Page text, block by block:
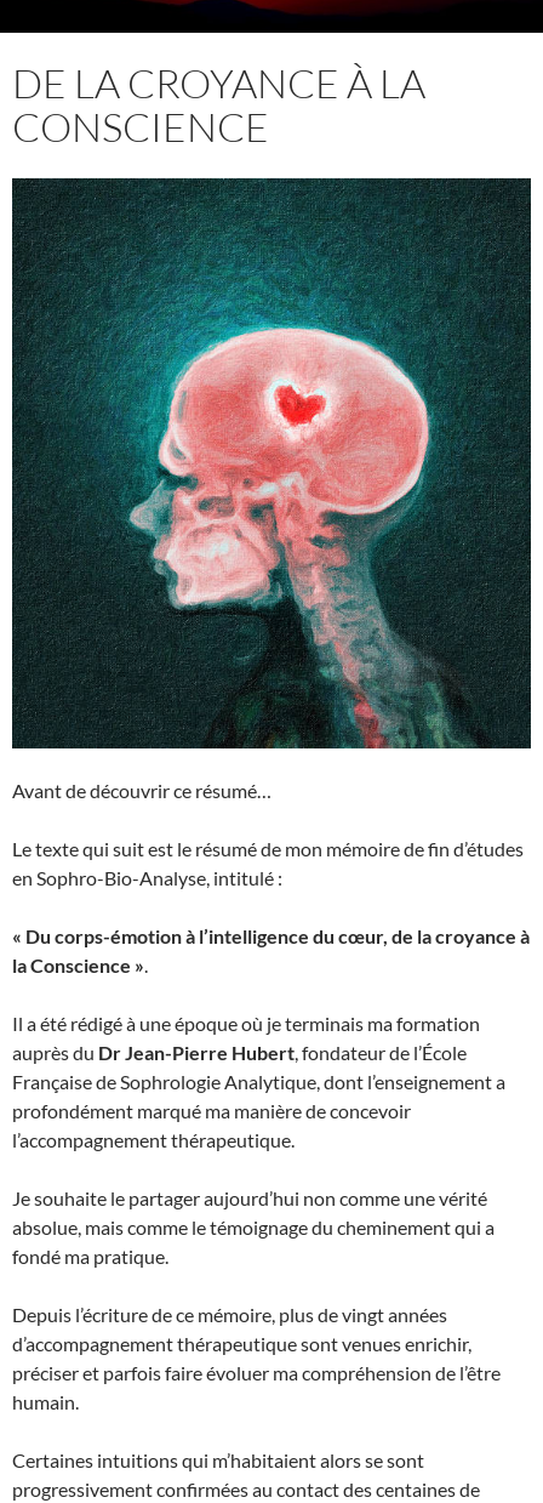
DE LA CROYANCE À LA
CONSCIENCE
Avant de découvrir ce résumé…
Le texte qui suit est le résumé de mon mémoire de fin d’études
en Sophro-Bio-Analyse, intitulé :
« Du corps-émotion à l’intelligence du cœur, de la croyance à
la Conscience ».
Il a été rédigé à une époque où je terminais ma formation
auprès du Dr Jean-Pierre Hubert, fondateur de l’École
Française de Sophrologie Analytique, dont l’enseignement a
profondément marqué ma manière de concevoir
l’accompagnement thérapeutique.
Je souhaite le partager aujourd’hui non comme une vérité
absolue, mais comme le témoignage du cheminement qui a
fondé ma pratique.
Depuis l’écriture de ce mémoire, plus de vingt années
d’accompagnement thérapeutique sont venues enrichir,
préciser et parfois faire évoluer ma compréhension de l’être
humain.
Certaines intuitions qui m’habitaient alors se sont
progressivement confirmées au contact des centaines de